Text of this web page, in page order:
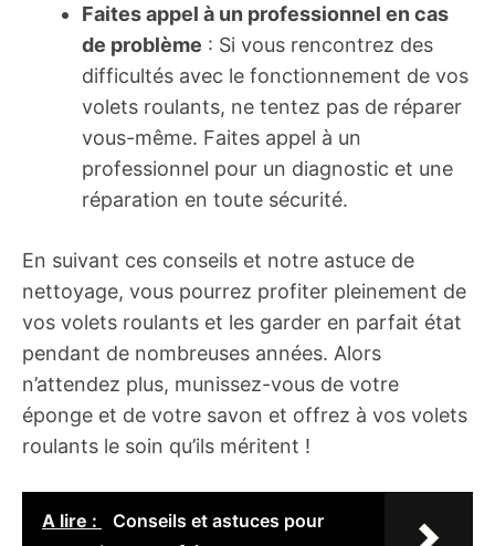
Faites appel à un professionnel en cas
de problème : Si vous rencontrez des
difficultés avec le fonctionnement de vos
volets roulants, ne tentez pas de réparer
vous-même. Faites appel à un
professionnel pour un diagnostic et une
réparation en toute sécurité.
En suivant ces conseils et notre astuce de
nettoyage, vous pourrez profiter pleinement de
vos volets roulants et les garder en parfait état
pendant de nombreuses années. Alors
n’attendez plus, munissez-vous de votre
éponge et de votre savon et offrez à vos volets
roulants le soin qu’ils méritent !
A lire :
Conseils et astuces pour